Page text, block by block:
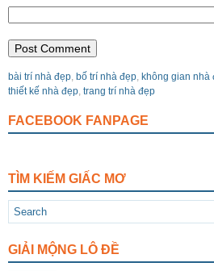
bài trí nhà đẹp, bố trí nhà đẹp, không gian nhà
thiết kế nhà đẹp, trang trí nhà đẹp
FACEBOOK FANPAGE
TÌM KIẾM GIẤC MƠ
GIẢI MỘNG LÔ ĐỀ